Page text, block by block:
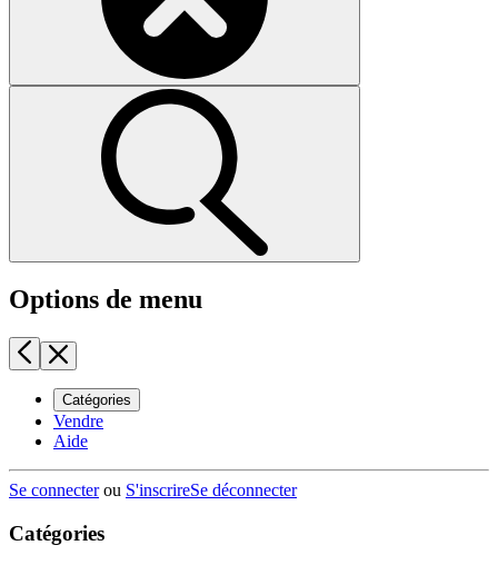
Options de menu
Catégories
Vendre
Aide
Se connecterou S'inscrireSe déconnecter
Catégories